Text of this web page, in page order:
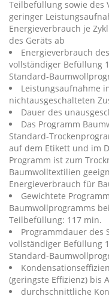
Teilbefüllung sowie des
geringer
Energieverbrauch je
des Geräts ab
Energieverbrauch
vollständiger Befüllung
Standard-
Leistungsaufnahme
nichtausgeschalteten
Dauer des
Das Programm
Standard-
auf dem Etikett und im
Programm ist zum
Baumwolltextilien
Energieverbrauch für
Gewichtete
Baumwollprogramms
Teilbefüllung: 117 min.
Programmdauer des
vollständiger Befüllung
Standard-
(geringste Effizienz) bis
durchschnittliche